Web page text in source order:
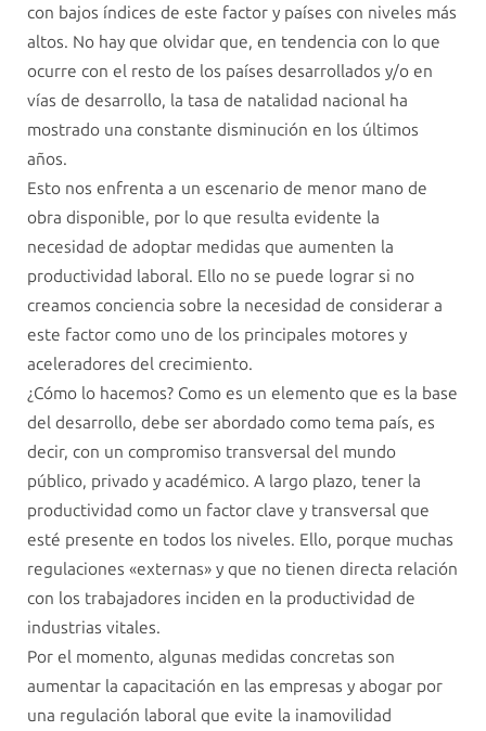
con bajos índices de este factor y países con niveles más
altos. No hay que olvidar que, en tendencia con lo que
ocurre con el resto de los países desarrollados y/o en
vías de desarrollo, la tasa de natalidad nacional ha
mostrado una constante disminución en los últimos
años.
Esto nos enfrenta a un escenario de menor mano de
obra disponible, por lo que resulta evidente la
necesidad de adoptar medidas que aumenten la
productividad laboral. Ello no se puede lograr si no
creamos conciencia sobre la necesidad de considerar a
este factor como uno de los principales motores y
aceleradores del crecimiento.
¿Cómo lo hacemos? Como es un elemento que es la base
del desarrollo, debe ser abordado como tema país, es
decir, con un compromiso transversal del mundo
público, privado y académico. A largo plazo, tener la
productividad como un factor clave y transversal que
esté presente en todos los niveles. Ello, porque muchas
regulaciones «externas» y que no tienen directa relación
con los trabajadores inciden en la productividad de
industrias vitales.
Por el momento, algunas medidas concretas son
aumentar la capacitación en las empresas y abogar por
una regulación laboral que evite la inamovilidad